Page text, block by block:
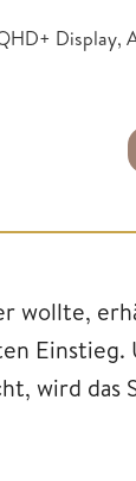
Display,
wollte,
Einstieg.
wird das